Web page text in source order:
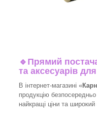
🔹 Прямий
та аксесуарів
В інтернет-магазині «
продукцію
найкращі ціни та широкий